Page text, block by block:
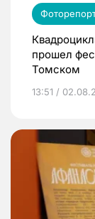
прошел
Томском
13:51 /